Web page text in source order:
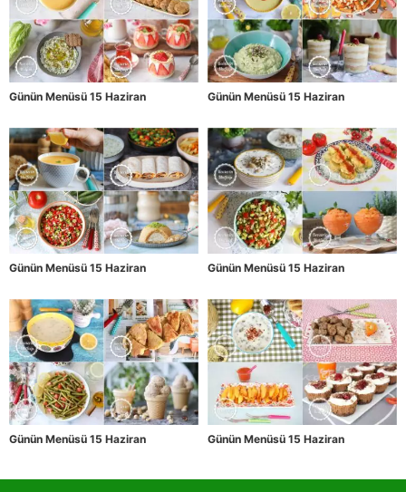
Günün Menüsü 15 Haziran Günün Menüsü 15 Haziran
Günün Menüsü 15 Haziran Günün Menüsü 15 Haziran
Günün Menüsü 15 Haziran Günün Menüsü 15 Haziran